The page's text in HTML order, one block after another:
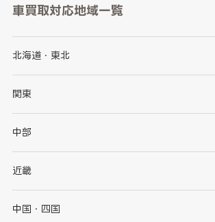
車買取対応地域一覧
北海道・東北
北海道
岩手県
秋田県
関東
茨城県
群馬県
千葉県
中部
新潟県
石川県
近畿
大阪府
中国・四国